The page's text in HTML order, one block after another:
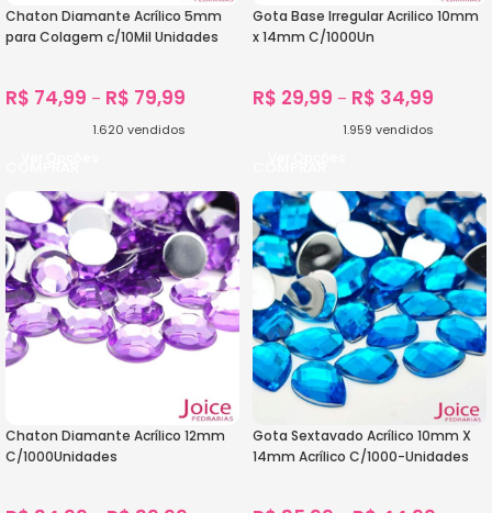
Chaton Diamante Acrílico 5mm
para Colagem c/10Mil Unidades
R$ 74,99 – R$ 79,99
1.620 vendidos
Gota Base Irregular Acrilico 10mm
x 14mm C/1000Un
R$ 29,99 – R$ 34,99
1.959 vendidos
Chaton Diamante Acrílico 12mm
C/1000Unidades
Gota Sextavado Acrílico 10mm X
14mm Acrílico C/1000-Unidades